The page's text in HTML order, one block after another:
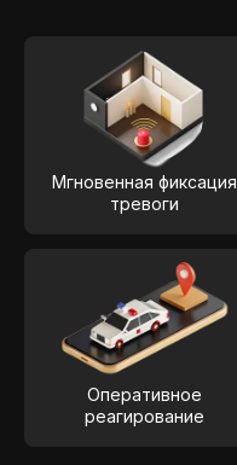
Мгновенная фиксация
тревоги
Оперативное
реагирование